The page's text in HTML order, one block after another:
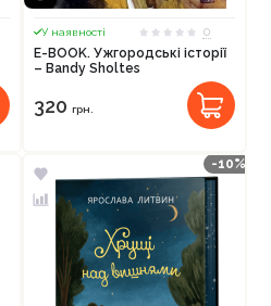
У наявності
0
E-BOOK. Ужгородські історії
– Bandy Sholtes
320 грн.
-10%